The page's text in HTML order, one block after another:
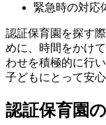
緊急時の対応
認証保育園を探す
めに、時間をかけ
わせを積極的に行
子どもにとって安
認証保育園